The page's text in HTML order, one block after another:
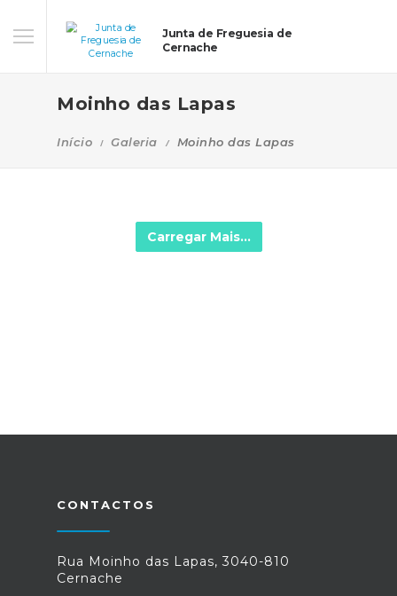
Junta de Freguesia de
Cernache
Moinho das Lapas
Início Galeria Moinho das Lapas
Carregar Mais...
CONTACTOS
Rua Moinho das Lapas, 3040-810
Cernache